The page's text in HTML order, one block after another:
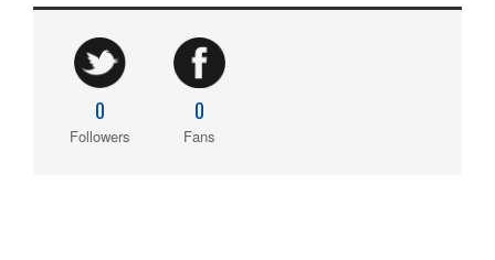
0
Followers
0
Fans